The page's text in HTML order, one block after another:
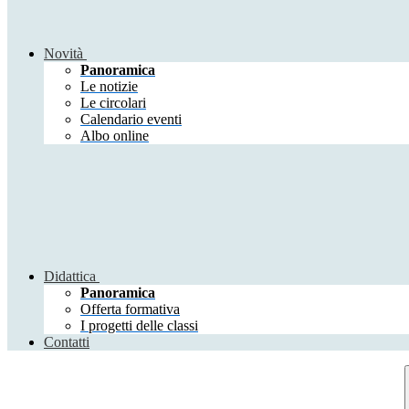
Novità
Panoramica
Le notizie
Le circolari
Calendario eventi
Albo online
Didattica
Panoramica
Offerta formativa
I progetti delle classi
Contatti